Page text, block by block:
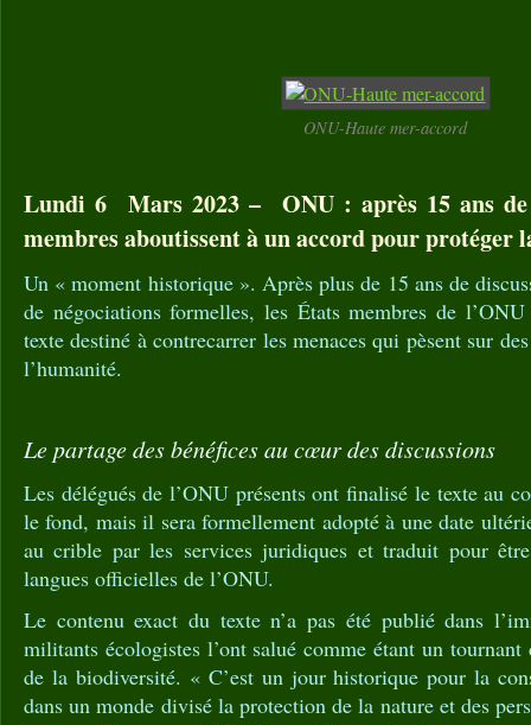
ONU-Haute mer-accord
Lundi 6 Mars 2023 – ONU : après 15 ans de
membres aboutissent à un accord pour protéger
Un « moment historique ». Après plus de 15 ans de
de négociations formelles, les États membres de
texte destiné à contrecarrer les menaces qui pèsent sur
l’humanité.
Le partage des bénéfices au cœur des discussions
Les délégués de l’ONU présents ont finalisé le texte au
le fond, mais il sera formellement adopté à une date
au crible par les services juridiques et traduit pour
langues officielles de l’ONU.
Le contenu exact du texte n’a pas été publié dans
militants écologistes l’ont salué comme étant un
de la biodiversité. « C’est un jour historique pour la
dans un monde divisé la protection de la nature et des